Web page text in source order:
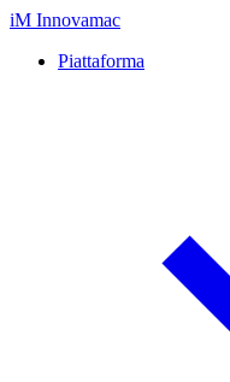
iM Innovamac
Piattaforma